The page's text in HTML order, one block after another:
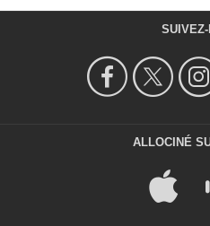
SUIVEZ-
ALLOCINÉ